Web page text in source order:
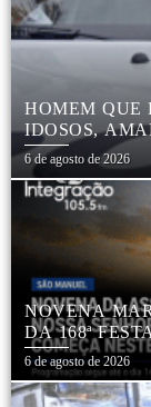
HOMEM QUE
IDOSOS,
6 de agosto de 2026
NOVENA
DA 168ª
SENHORA
MANUEL
6 de agosto de 2026